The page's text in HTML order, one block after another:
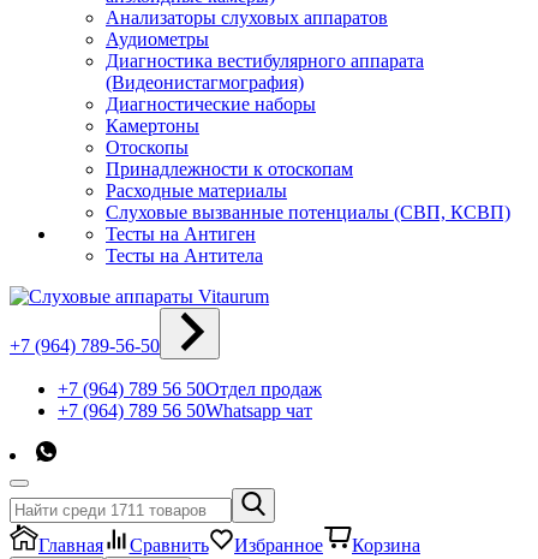
Анализаторы слуховых аппаратов
Аудиометры
Диагностика вестибулярного аппарата
(Видеонистагмография)
Диагностические наборы
Камертоны
Отоскопы
Принадлежности к отоскопам
Расходные материалы
Слуховые вызванные потенциалы (СВП, КСВП)
Тесты на Антиген
Тесты на Антитела
+7 (964) 789-56-50
+7 (964) 789 56 50Отдел продаж
+7 (964) 789 56 50Whatsapp чат
Главная Сравнить Избранное Корзина